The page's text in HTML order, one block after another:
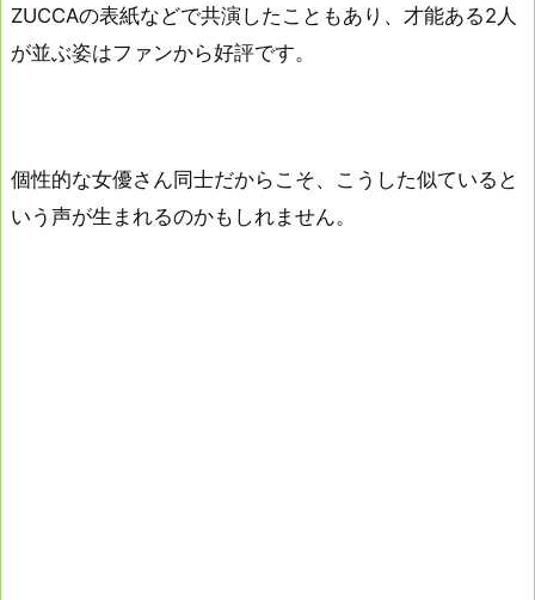
ZUCCAの表紙などで共演したこともあり、才能ある2人
が並ぶ姿はファンから好評です。
個性的な女優さん同士だからこそ、こうした似ていると
いう声が生まれるのかもしれません。